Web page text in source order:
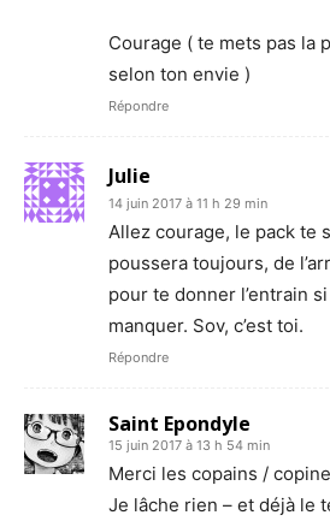
Courage ( te mets pas la
selon ton envie )
Répondre
Julie
14 juin 2017 à 11 h 29 min
Allez courage, le pack te
poussera toujours, de
pour te donner l’entrain
manquer. Sov, c’est toi.
Répondre
Saint Epondyle
15 juin 2017 à 13 h 54 min
Merci les copains /
Je lâche rien – et déjà le